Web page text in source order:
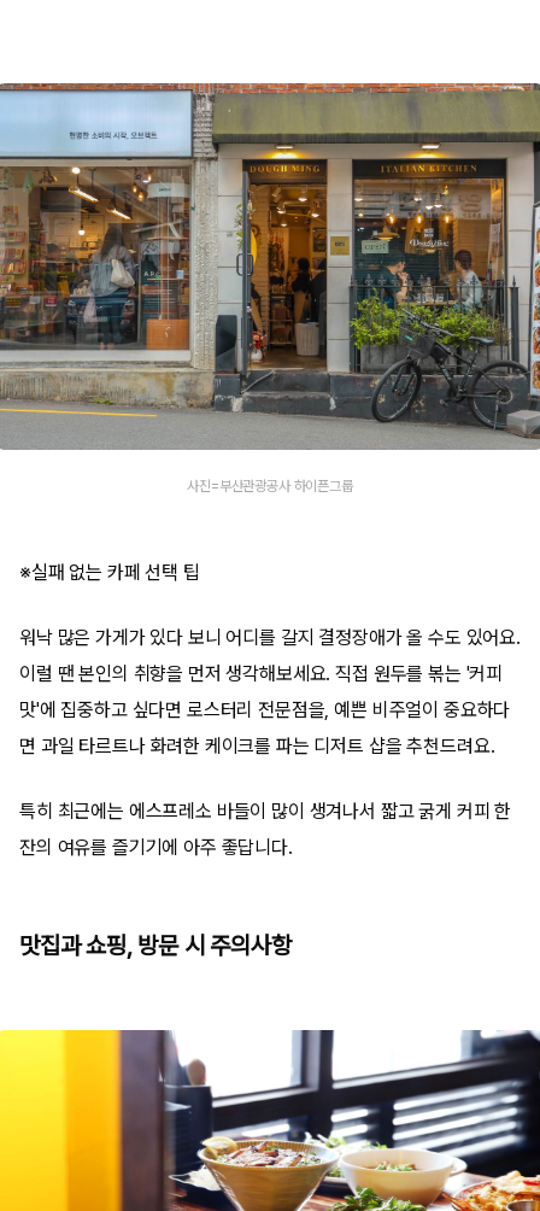
사진=부산관광공사 하이픈그룹
※실패 없는 카페 선택 팁
워낙 많은 가게가 있다 보니 어디를 갈지 결정장애가 올 수도 있어요.
이럴 땐 본인의 취향을 먼저 생각해보세요. 직접 원두를 볶는 '커피
맛'에 집중하고 싶다면 로스터리 전문점을, 예쁜 비주얼이 중요하다
면 과일 타르트나 화려한 케이크를 파는 디저트 샵을 추천드려요.
특히 최근에는 에스프레소 바들이 많이 생겨나서 짧고 굵게 커피 한
잔의 여유를 즐기기에 아주 좋답니다.
맛집과 쇼핑, 방문 시 주의사항